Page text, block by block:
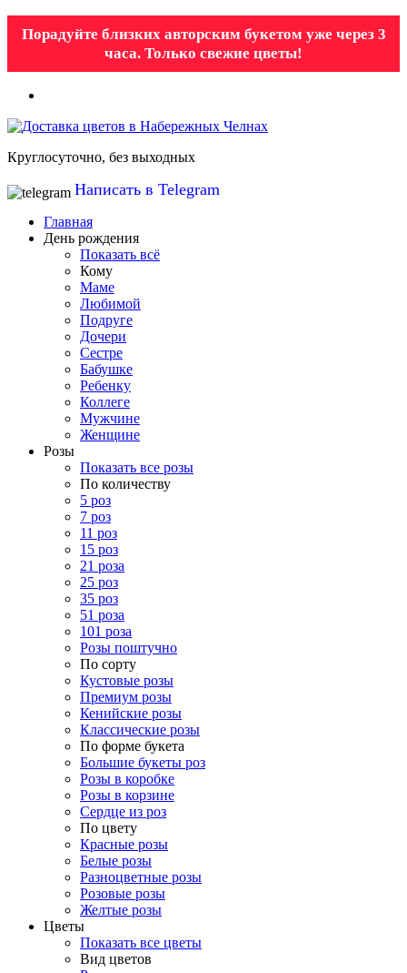
Порадуйте близких авторским букетом уже через 3
часа. Только свежие цветы!
Круглосуточно, без выходных
Написать в Telegram
Главная
День рождения
Показать всё
Кому
Маме
Любимой
Подруге
Дочери
Сестре
Бабушке
Ребенку
Коллеге
Мужчине
Женщине
Розы
Показать все розы
По количеству
5 роз
7 роз
11 роз
15 роз
21 роза
25 роз
35 роз
51 роза
101 роза
Розы поштучно
По сорту
Кустовые розы
Премиум розы
Кенийские розы
Классические розы
По форме букета
Большие букеты роз
Розы в коробке
Розы в корзине
Сердце из роз
По цвету
Красные розы
Белые розы
Разноцветные розы
Розовые розы
Желтые розы
Цветы
Показать все цветы
Вид цветов